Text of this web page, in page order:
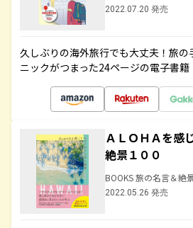
2022.07.20 発売
久しぶりの海外旅行でも大丈夫！旅の
ニックがつまった24ページの電子書籍
ＡＬＯＨＡを感
絶景１００
BOOKS 旅の名言＆絶
2022.05.26 発売